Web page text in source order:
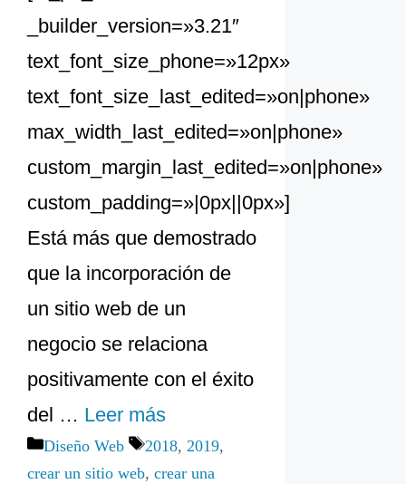
_builder_version=»3.21″
text_font_size_phone=»12px»
text_font_size_last_edited=»on|phone»
max_width_last_edited=»on|phone»
custom_margin_last_edited=»on|phone»
custom_padding=»|0px||0px»]
Está más que demostrado
que la incorporación de
un sitio web de un
negocio se relaciona
positivamente con el éxito
del … Leer más
Categorías
Diseño Web Etiquetas
2018, 2019,
crear un sitio web, crear una